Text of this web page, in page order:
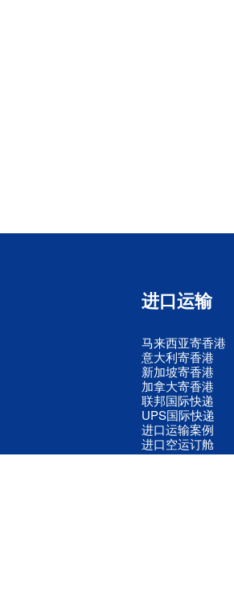
进口运输
马来西亚寄香港
意大利寄香港
新加坡寄香港
加拿大寄香港
联邦国际快递
UPS国际快递
进口运输案例
进口空运订舱